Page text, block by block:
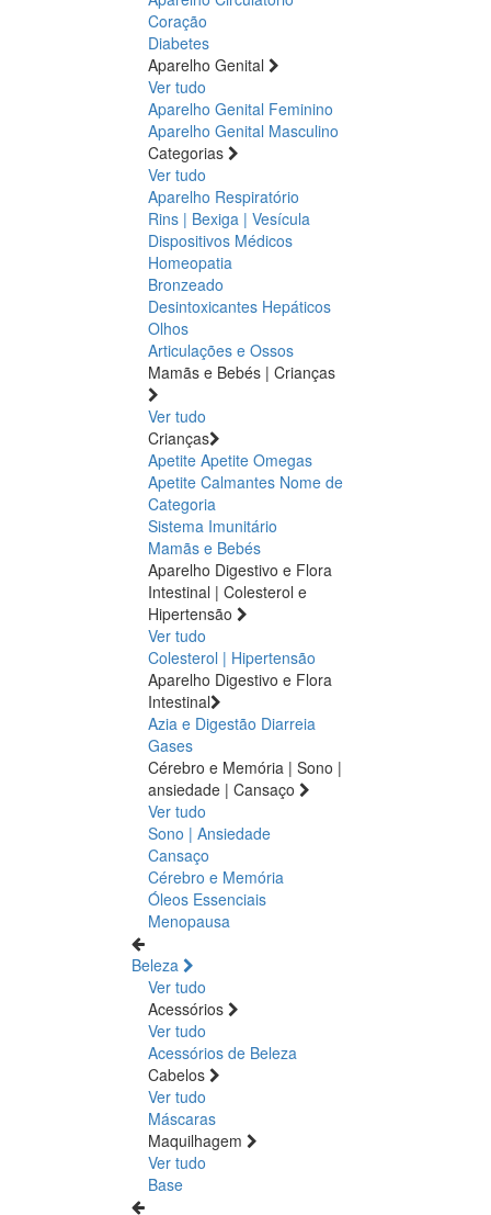
Coração
Diabetes
Aparelho Genital
Ver tudo
Aparelho Genital Feminino
Aparelho Genital Masculino
Categorias
Ver tudo
Aparelho Respiratório
Rins | Bexiga | Vesícula
Dispositivos Médicos
Homeopatia
Bronzeado
Desintoxicantes Hepáticos
Olhos
Articulações e Ossos
Mamãs e Bebés | Crianças
Ver tudo
Crianças
Apetite Apetite Omegas
Apetite Calmantes Nome de
Categoria
Sistema Imunitário
Mamãs e Bebés
Aparelho Digestivo e Flora
Intestinal | Colesterol e
Hipertensão
Ver tudo
Colesterol | Hipertensão
Aparelho Digestivo e Flora
Intestinal
Azia e Digestão Diarreia
Gases
Cérebro e Memória | Sono |
ansiedade | Cansaço
Ver tudo
Sono | Ansiedade
Cansaço
Cérebro e Memória
Óleos Essenciais
Menopausa
Beleza
Ver tudo
Acessórios
Ver tudo
Acessórios de Beleza
Cabelos
Ver tudo
Máscaras
Maquilhagem
Ver tudo
Base